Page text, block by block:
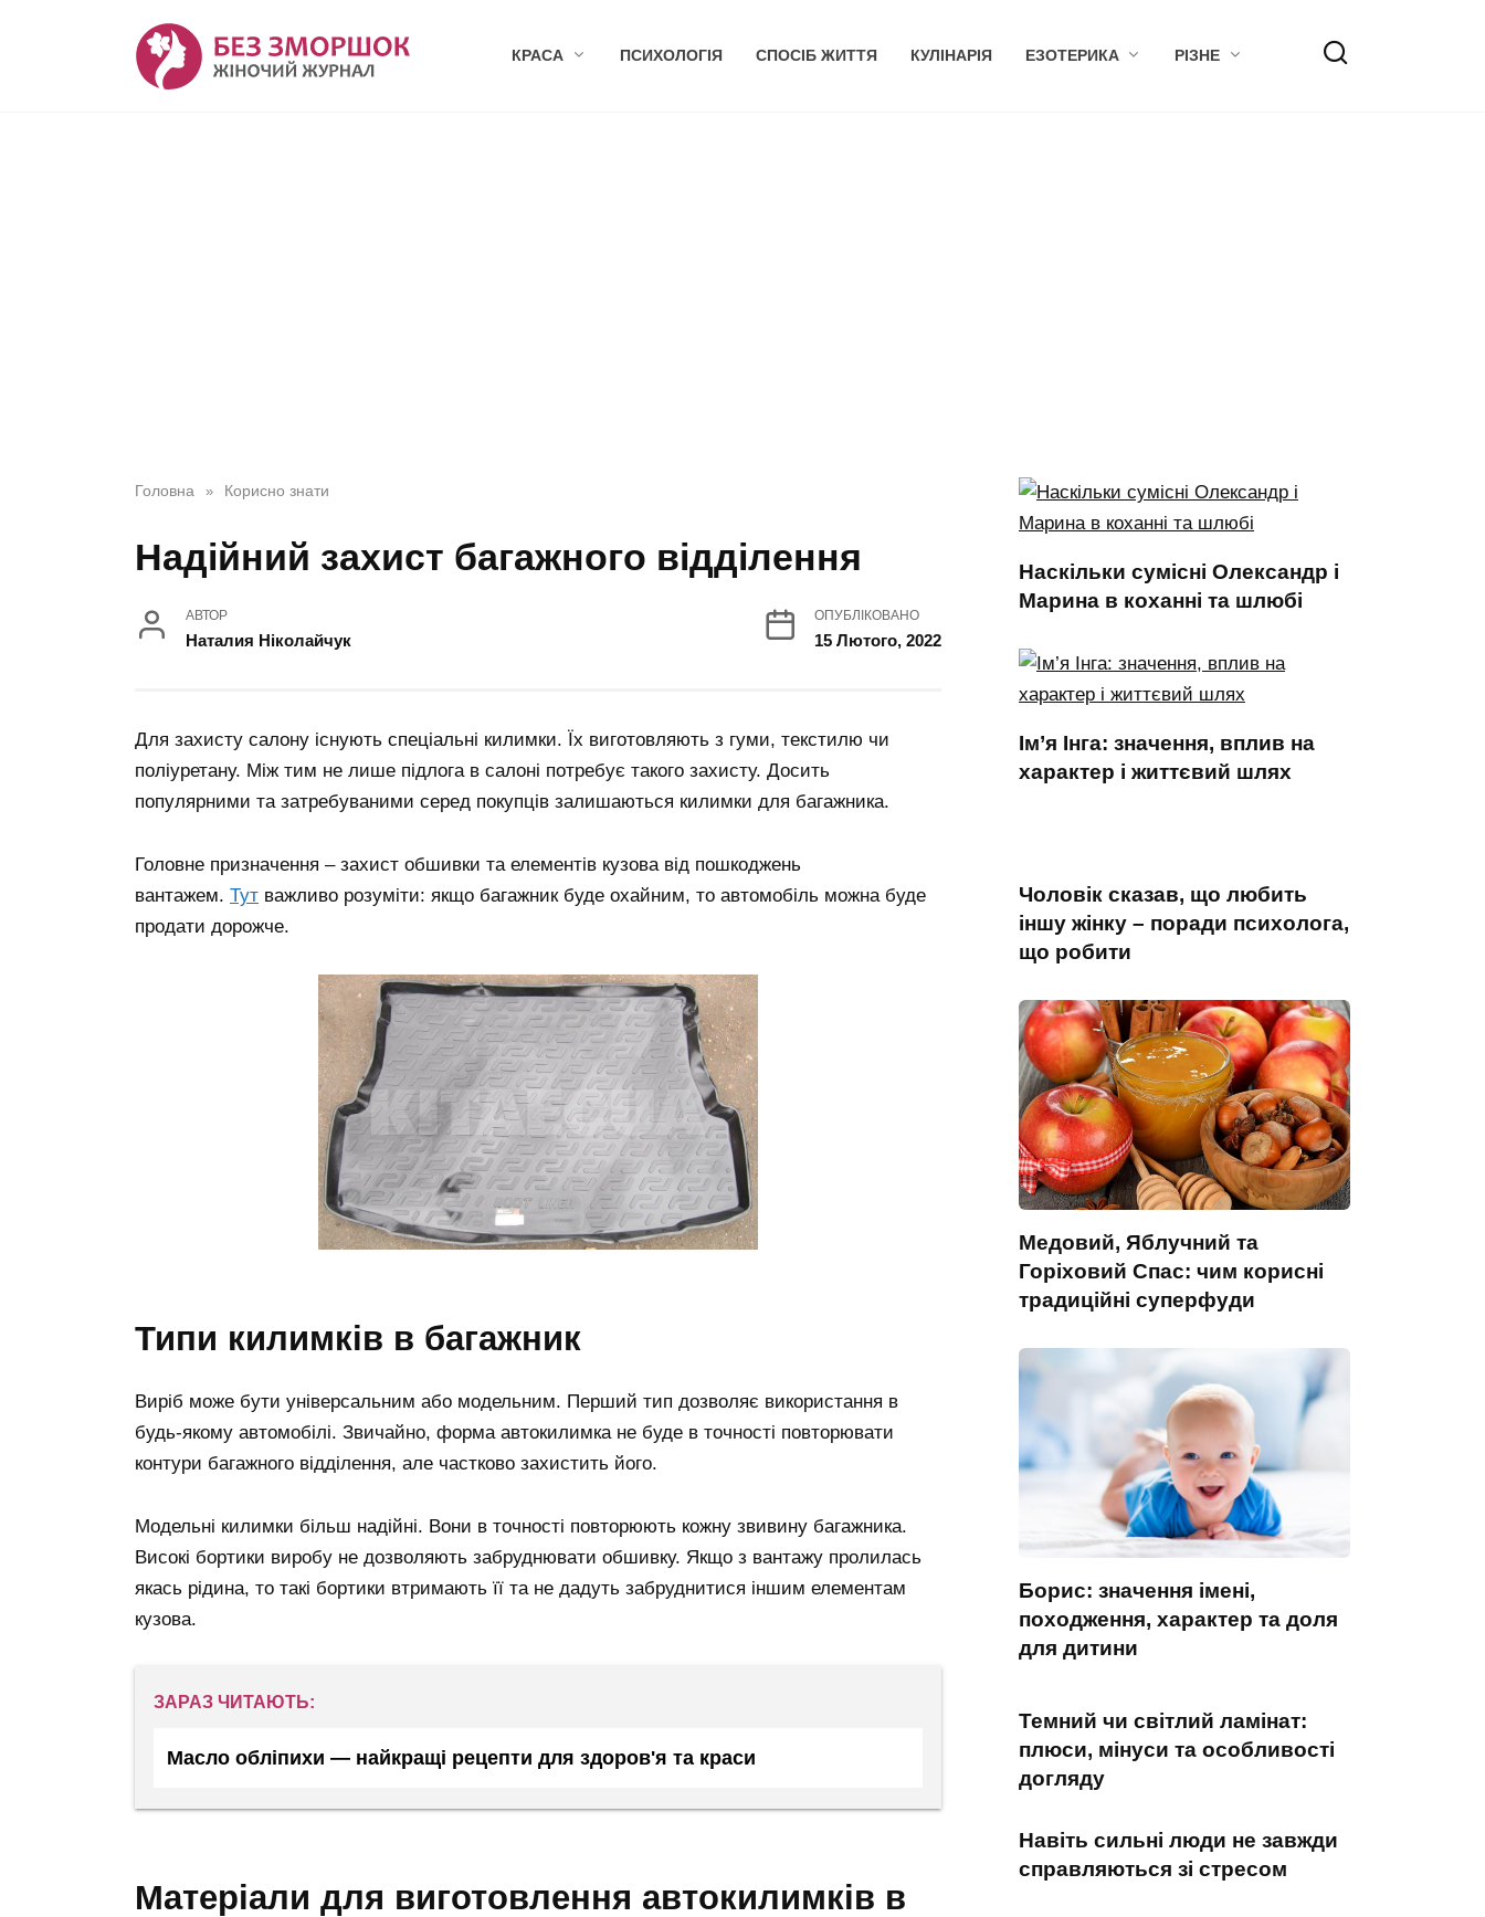
КРАСА ПСИХОЛОГІЯ СПОСІБ ЖИТТЯ КУЛІНАРІЯ ЕЗОТЕРИКА РІЗНЕ
Головна » Корисно знати
Надійний захист багажного відділення
АВТОР
Наталия Ніколайчук
ОПУБЛІКОВАНО
15 Лютого, 2022
Для захисту салону існують спеціальні килимки. Їх виготовляють з гуми, текстилю чи
поліуретану. Між тим не лише підлога в салоні потребує такого захисту. Досить
популярними та затребуваними серед покупців залишаються килимки для багажника.
Головне призначення – захист обшивки та елементів кузова від пошкоджень
вантажем. Тут важливо розуміти: якщо багажник буде охайним, то автомобіль можна буде
продати дорожче.
типи килимків в багажник
Виріб може бути універсальним або модельним. Перший тип дозволяє використання в
будь-якому автомобілі. Звичайно, форма автокилимка не буде в точності повторювати
контури багажного відділення, але частково захистить його.
Модельні килимки більш надійні. Вони в точності повторюють кожну звивину багажника.
Високі бортики виробу не дозволяють забруднювати обшивку. Якщо з вантажу пролилась
якась рідина, то такі бортики втримають її та не дадуть забруднитися іншим елементам
кузова.
ЗАРАЗ ЧИТАЮТЬ:
Масло обліпихи — найкращі рецепти для здоров'я та краси
матеріали для виготовлення автокилимків в
Наскільки сумісні Олександр і
Марина в коханні та шлюбі
Ім’я Інга: значення, вплив на
характер і життєвий шлях
Чоловік сказав, що любить
іншу жінку – поради психолога,
що робити
Медовий, Яблучний та
Горіховий Спас: чим корисні
традиційні суперфуди
Борис: значення імені,
походження, характер та доля
для дитини
Темний чи світлий ламінат:
плюси, мінуси та особливості
догляду
Навіть сильні люди не завжди
справляються зі стресом